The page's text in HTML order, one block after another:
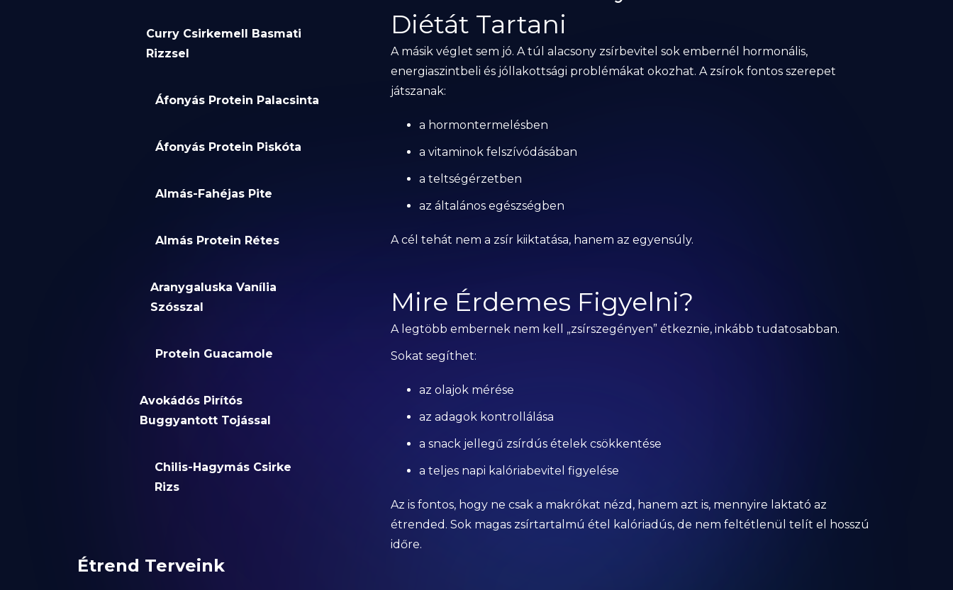
Curry Csirkemell Basmati
Rizzsel
Áfonyás Protein Palacsinta
Áfonyás Protein Piskóta
Almás-Fahéjas Pite
Almás Protein Rétes
Aranygaluska Vanília
Szósszal
Protein Guacamole
Avokádós Pirítós
Buggyantott Tojással
Chilis-Hagymás Csirke
Rizs
Étrend Terveink
Diétát Tartani
A másik véglet sem jó. A túl alacsony zsírbevitel sok embernél hormonális,
energiaszintbeli és jóllakottsági problémákat okozhat. A zsírok fontos szerepet
játszanak:
a hormontermelésben
a vitaminok felszívódásában
a teltségérzetben
az általános egészségben
A cél tehát nem a zsír kiiktatása, hanem az egyensúly.
Mire Érdemes Figyelni?
A legtöbb embernek nem kell „zsírszegényen” étkeznie, inkább tudatosabban.
Sokat segíthet:
az olajok mérése
az adagok kontrollálása
a snack jellegű zsírdús ételek csökkentése
a teljes napi kalóriabevitel figyelése
Az is fontos, hogy ne csak a makrókat nézd, hanem azt is, mennyire laktató az
étrended. Sok magas zsírtartalmú étel kalóriadús, de nem feltétlenül telít el hosszú
időre.